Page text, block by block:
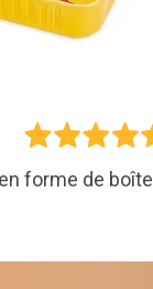
forme de boîte